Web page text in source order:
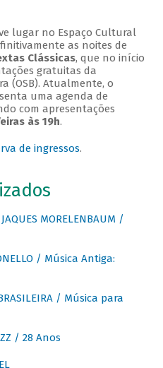
lugar no Espaço Cultural
as noites de
Clássicas, que no início
gratuitas da
(OSB). Atualmente, o
uma agenda de
com apresentações
às 19h.
de ingressos.
MORELENBAUM /
/ Música Antiga:
/ Música para
/ 28 Anos